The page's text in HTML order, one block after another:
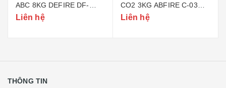
ABC 8KG DEFIRE DF-
ABC8 (BỘ CÔNG AN)
Liên hệ
CO2 3KG ABFIRE C-03
(TEM BỘ CÔNG AN)
Liên hệ
THÔNG TIN